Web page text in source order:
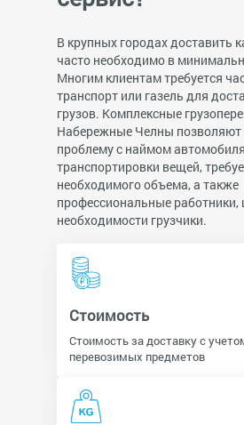
В крупных городах доставить
часто необходимо в
Многим клиентам требуется
транспорт или газель для
грузов. Комплексные
Набережные Челны позволяют
проблему с наймом
транспортировки вещей,
необходимого объема, а также
профессиональные работники,
необходимости грузчики.
Стоимость
Стоимость за доставку с
перевозимых предметов